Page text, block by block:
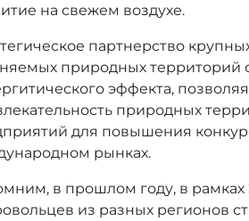
на свежем воздухе.
партнерство
природных территорий
эффекта,
природных
для повышения
рынках.
в прошлом году, в рамках
из разных регионов